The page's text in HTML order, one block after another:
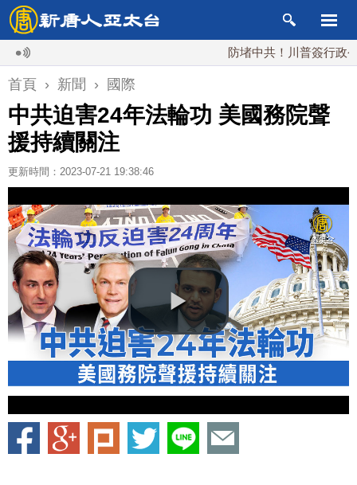
防堵中共！川普簽行政令 對多
首頁 › 新聞 › 國際
中共迫害24年法輪功 美國務院聲
援持續關注
更新時間：2023-07-21 19:38:46